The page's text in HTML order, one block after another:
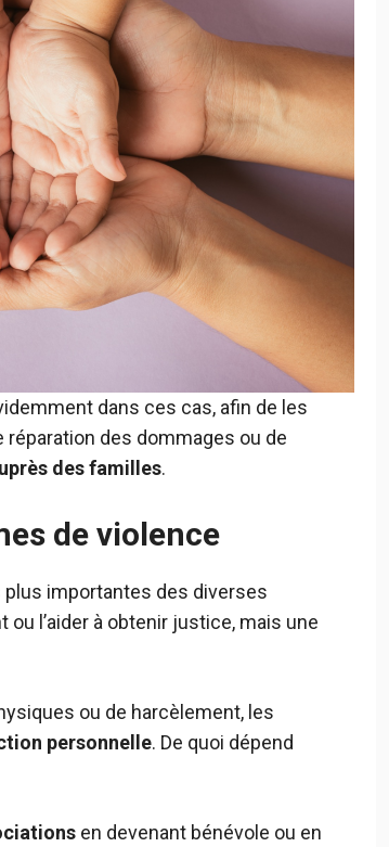
dans ces cas, afin de les
des dommages ou de
des familles.
de violence
plus importantes des diverses
ou l’aider à obtenir justice, mais une
ou de harcèlement, les
personnelle. De quoi dépend
en devenant bénévole ou en